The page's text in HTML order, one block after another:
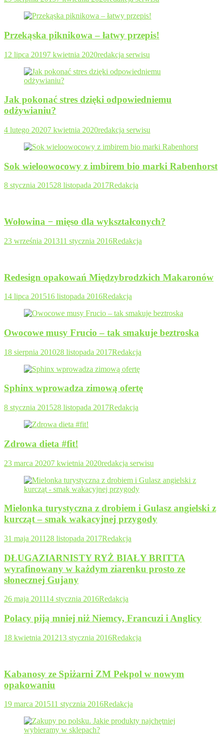
Przekąska piknikowa – łatwy przepis!
12 lipca 20197 kwietnia 2020redakcja serwisu
Jak pokonać stres dzięki odpowiedniemu
odżywianiu?
4 lutego 20207 kwietnia 2020redakcja serwisu
Sok wieloowocowy z imbirem bio marki Rabenhorst
8 stycznia 201528 listopada 2017Redakcja
Wołowina − mięso dla wykształconych?
23 września 201311 stycznia 2016Redakcja
Redesign opakowań Międzybrodzkich Makaronów
14 lipca 201516 listopada 2016Redakcja
Owocowe musy Frucio – tak smakuje beztroska
18 sierpnia 201028 listopada 2017Redakcja
Sphinx wprowadza zimową ofertę
8 stycznia 201528 listopada 2017Redakcja
Zdrowa dieta #fit!
23 marca 20207 kwietnia 2020redakcja serwisu
Mielonka turystyczna z drobiem i Gulasz angielski z
kurcząt – smak wakacyjnej przygody
31 maja 2011 28 listopada 2017Redakcja
DŁUGAZIARNISTY RYŻ BIAŁY BRITTA
wyrafinowany w każdym ziarenku prosto ze
słonecznej Gujany
26 maja 201114 stycznia 2016Redakcja
Polacy piją mniej niż Niemcy, Francuzi i Anglicy
18 kwietnia 201213 stycznia 2016Redakcja
Kabanosy ze Spiżarni ZM Pekpol w nowym
opakowaniu
19 marca 201511 stycznia 2016Redakcja